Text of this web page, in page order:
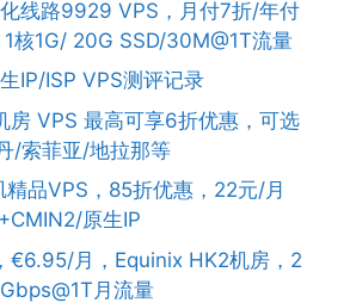
线路9929 VPS，月付7折/年付
核1G/ 20G SSD/30M@1T流量
IP/ISP VPS测评记录
房 VPS 最高可享6折优惠，可选
/索菲亚/地拉那等
品VPS，85折优惠，22元/月
原生IP
€6.95/月，Equinix HK2机房，2
月流量